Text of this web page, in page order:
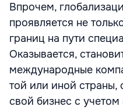
Впрочем,
проявляется не
границ на пути
Оказывается,
международные
той или иной страны,
свой бизнес с